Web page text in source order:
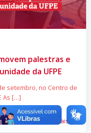
palestras e
da UFPE
setembro, no Centro de
As […]
Leia mais